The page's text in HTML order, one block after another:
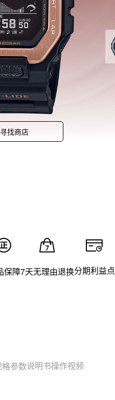
寻找商店
保障7天无理由退换分期利益点
参数说明书操作视频